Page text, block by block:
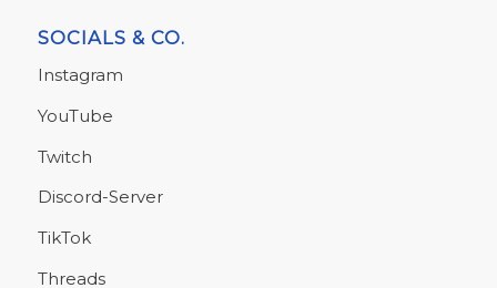
SOCIALS & CO.
Instagram
YouTube
Twitch
Discord-Server
TikTok
Threads